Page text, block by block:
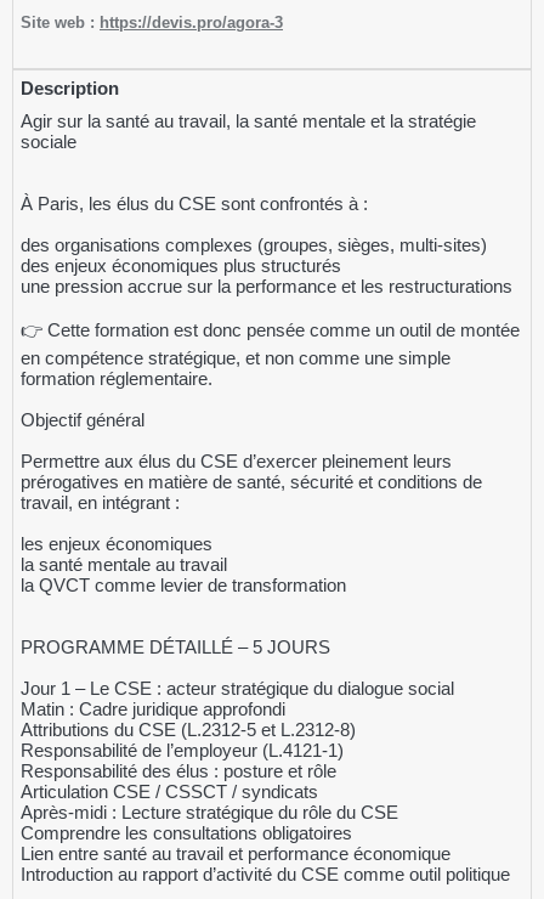
Site web : https://devis.pro/agora-3
Description
Agir sur la santé au travail, la santé mentale et la stratégie
sociale
À Paris, les élus du CSE sont confrontés à :
des organisations complexes (groupes, sièges, multi-sites)
des enjeux économiques plus structurés
une pression accrue sur la performance et les restructurations
👉 Cette formation est donc pensée comme un outil de montée
en compétence stratégique, et non comme une simple
formation réglementaire.
Objectif général
Permettre aux élus du CSE d’exercer pleinement leurs
prérogatives en matière de santé, sécurité et conditions de
travail, en intégrant :
les enjeux économiques
la santé mentale au travail
la QVCT comme levier de transformation
PROGRAMME DÉTAILLÉ – 5 JOURS
Jour 1 – Le CSE : acteur stratégique du dialogue social
Matin : Cadre juridique approfondi
Attributions du CSE (L.2312-5 et L.2312-8)
Responsabilité de l’employeur (L.4121-1)
Responsabilité des élus : posture et rôle
Articulation CSE / CSSCT / syndicats
Après-midi : Lecture stratégique du rôle du CSE
Comprendre les consultations obligatoires
Lien entre santé au travail et performance économique
Introduction au rapport d’activité du CSE comme outil politique